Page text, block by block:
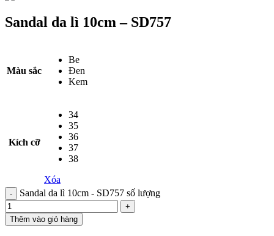
Sandal da lì 10cm – SD757
Màu sắc
Be
Đen
Kem
Kích cỡ
34
35
36
37
38
Xóa
Sandal da lì 10cm - SD757 số lượng
Thêm vào giỏ hàng